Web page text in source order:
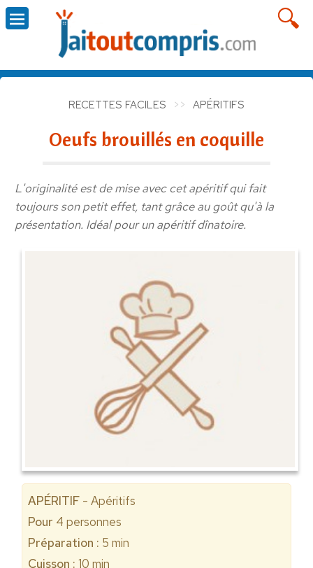
RECETTES FACILES APÉRITIFS
Oeufs brouillés en coquille
L'originalité est de mise avec cet apéritif qui fait
toujours son petit effet, tant grâce au goût qu'à la
présentation. Idéal pour un apéritif dînatoire.
APÉRITIF - Apéritifs
Pour 4 personnes
Préparation : 5 min
Cuisson : 10 min